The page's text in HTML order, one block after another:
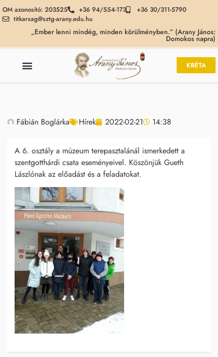
OM azonosító: 203525 +36 94/554-173
+36 30/311-5790
titkarsag@sztg-arany.edu.hu
„Ember lenni mindég, minden körülményben.” (Arany János:
Domokos napra)
KRÉTA
Fábián Boglárka Hírek 2022-02-21 14:38
A 6. osztály a múzeum terepasztalánál ismerkedett a
szentgotthárdi csata eseményeivel. Köszönjük Gueth
Lászlónak az előadást és a feladatokat.